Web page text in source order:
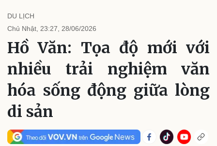
Chính trị
Đảng
Tổ chức nhân sự
Quốc hội
Nhận diện sự thật
Tin 24h
Dự báo thời tiết
Giáo dục
Dấu ấn VOV
Biển đảo
DU LỊCH
Chủ Nhật, 23:27, 28/06/2026
Hồ Văn: Tọa độ mới với
nhiều trải nghiệm văn
hóa sống động giữa lòng
di sản